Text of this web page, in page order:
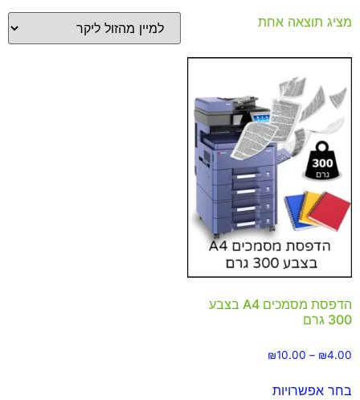
מציג תוצאה אחת
הדפסת מסמכים A4 בצבע
300 גרם
₪4.00
–
₪10.00
בחר אפשרויות